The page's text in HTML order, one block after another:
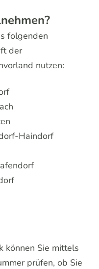
folgenden
der
nutzen:
Haindorf
können Sie mittels
prüfen, ob Sie